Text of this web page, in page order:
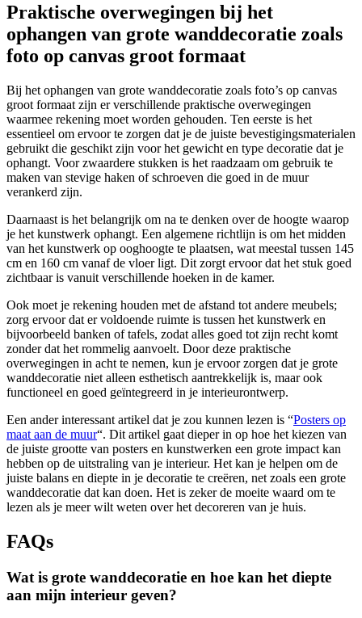
Praktische overwegingen bij het
ophangen van grote wanddecoratie zoals
foto op canvas groot formaat
Bij het ophangen van grote wanddecoratie zoals foto’s op canvas
groot formaat zijn er verschillende praktische overwegingen
waarmee rekening moet worden gehouden. Ten eerste is het
essentieel om ervoor te zorgen dat je de juiste bevestigingsmaterialen
gebruikt die geschikt zijn voor het gewicht en type decoratie dat je
ophangt. Voor zwaardere stukken is het raadzaam om gebruik te
maken van stevige haken of schroeven die goed in de muur
verankerd zijn.
Daarnaast is het belangrijk om na te denken over de hoogte waarop
je het kunstwerk ophangt. Een algemene richtlijn is om het midden
van het kunstwerk op ooghoogte te plaatsen, wat meestal tussen 145
cm en 160 cm vanaf de vloer ligt. Dit zorgt ervoor dat het stuk goed
zichtbaar is vanuit verschillende hoeken in de kamer.
Ook moet je rekening houden met de afstand tot andere meubels;
zorg ervoor dat er voldoende ruimte is tussen het kunstwerk en
bijvoorbeeld banken of tafels, zodat alles goed tot zijn recht komt
zonder dat het rommelig aanvoelt. Door deze praktische
overwegingen in acht te nemen, kun je ervoor zorgen dat je grote
wanddecoratie niet alleen esthetisch aantrekkelijk is, maar ook
functioneel en goed geïntegreerd in je interieurontwerp.
Een ander interessant artikel dat je zou kunnen lezen is “Posters op
maat aan de muur“. Dit artikel gaat dieper in op hoe het kiezen van
de juiste grootte van posters en kunstwerken een grote impact kan
hebben op de uitstraling van je interieur. Het kan je helpen om de
juiste balans en diepte in je decoratie te creëren, net zoals een grote
wanddecoratie dat kan doen. Het is zeker de moeite waard om te
lezen als je meer wilt weten over het decoreren van je huis.
FAQs
Wat is grote wanddecoratie en hoe kan het diepte
aan mijn interieur geven?